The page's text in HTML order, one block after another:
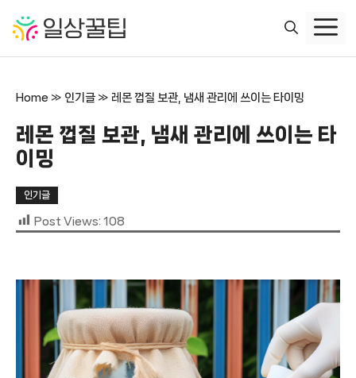
Home » 인기글 » 레몬 껍질 보관, 냄새 관리에 쓰이는 타이밍
레몬 껍질 보관, 냄새 관리에 쓰이는 타
이밍
인기글
Post Views: 108